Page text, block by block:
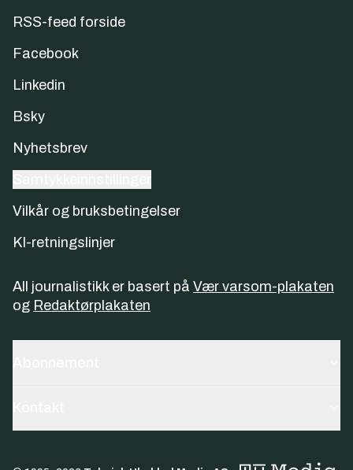
RSS-feed forside
Facebook
Linkedin
Bsky
Nyhetsbrev
Vilkår og bruksbetingelser
KI-retningslinjer
All journalistikk er basert på Vær varsom-plakaten
og Redaktørplakaten